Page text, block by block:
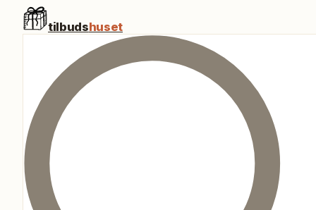
tilbudshuset